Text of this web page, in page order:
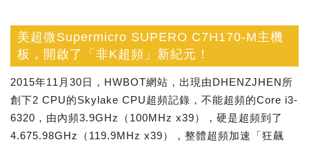
美超微Supermicro SUPERO C7H170-M主機
板，開啟了「非K超頻」新紀元！
2015年11月30日，HWBOT網站，出現由DHENZJHEN所
創下2 CPU的Skylake CPU超頻記錄，不能超頻的Core i3-
6320，由內頻3.9GHz（100MHz x39），硬是超頻到了
4.675.98GHz（119.9MHz x39），整體超頻加速「狂飆